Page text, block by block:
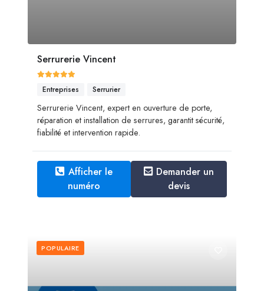
Serrurerie Vincent
Entreprises Serrurier
Serrurerie Vincent, expert en ouverture de porte,
réparation et installation de serrures, garantit sécurité,
fiabilité et intervention rapide.
Afficher le
numéro
Demander un
devis
POPULAIRE